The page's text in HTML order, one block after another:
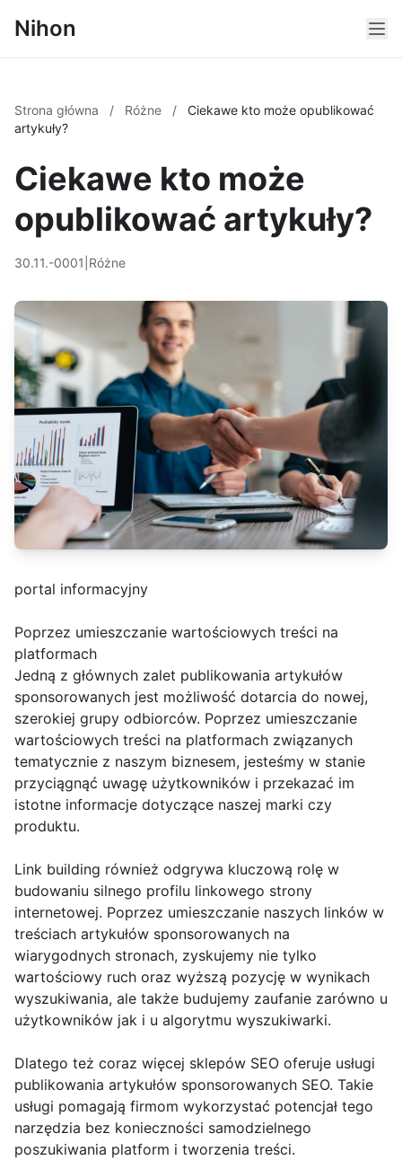
Nihon
Strona główna / Różne /
Ciekawe kto może opublikować
artykuły?
Ciekawe kto może
opublikować artykuły?
30.11.-0001 Różne
portal informacyjny
Poprzez umieszczanie wartościowych treści na
platformach
Jedną z głównych zalet publikowania artykułów
sponsorowanych jest możliwość dotarcia do nowej,
szerokiej grupy odbiorców. Poprzez umieszczanie
wartościowych treści na platformach związanych
tematycznie z naszym biznesem, jesteśmy w stanie
przyciągnąć uwagę użytkowników i przekazać im
istotne informacje dotyczące naszej marki czy
produktu.
Link building również odgrywa kluczową rolę w
budowaniu silnego profilu linkowego strony
internetowej. Poprzez umieszczanie naszych linków w
treściach artykułów sponsorowanych na
wiarygodnych stronach, zyskujemy nie tylko
wartościowy ruch oraz wyższą pozycję w wynikach
wyszukiwania, ale także budujemy zaufanie zarówno u
użytkowników jak i u algorytmu wyszukiwarki.
Dlatego też coraz więcej sklepów SEO oferuje usługi
publikowania artykułów sponsorowanych SEO. Takie
usługi pomagają firmom wykorzystać potencjał tego
narzędzia bez konieczności samodzielnego
poszukiwania platform i tworzenia treści.